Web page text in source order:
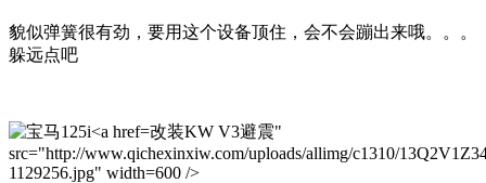
貌似弹簧很有劲，要用这个设备顶住，会不会蹦出来哦。。。
躲远点吧
改装KW V3避震"
src="http://www.qichexinxiw.com/uploads/allimg/c1310/
1129256.jpg" width=600 />